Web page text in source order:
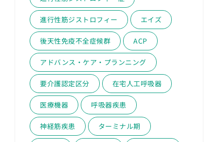
進行性筋ジストロフィー エイズ
後天性免疫不全症候群 ACP
アドバンス・ケア・プランニング
要介護認定区分 在宅人工呼吸器
医療機器 呼吸器疾患
神経筋疾患 ターミナル期